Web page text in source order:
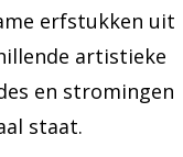
erfstukken uit
artistieke
en stromingen
staat.